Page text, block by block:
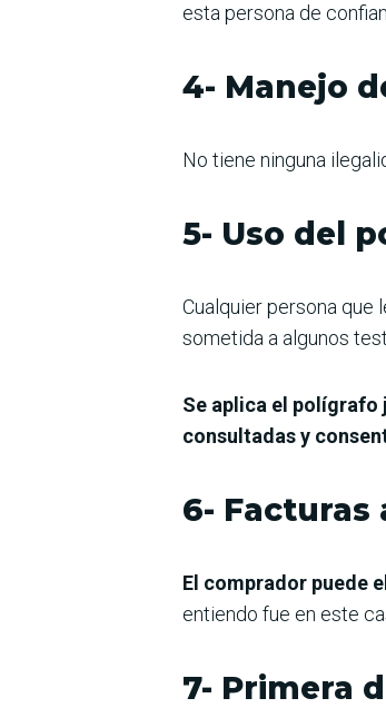
esta persona de
4- Manejo
No tiene ninguna
5- Uso del
Cualquier persona que
sometida a algunos
Se aplica el polígrafo
consultadas y
6-
El comprador puede
entiendo fue en este
7- Primera